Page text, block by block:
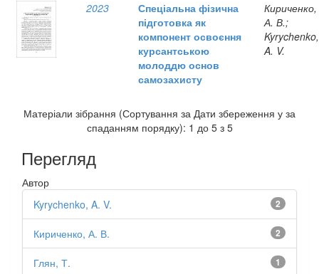
2023
Спеціальна фізична
підготовка як
компонент освоєння
курсантською
молоддю основ
самозахисту
Кириченко,
А. В.;
Kyrychenko,
A. V.
Матеріали зібрання (Сортування за Дати збереження у за
спаданням порядку): 1 до 5 з 5
Перегляд
Автор
2
Kyrychenko, A. V.
2
Кириченко, А. В.
1
Глян, Т.